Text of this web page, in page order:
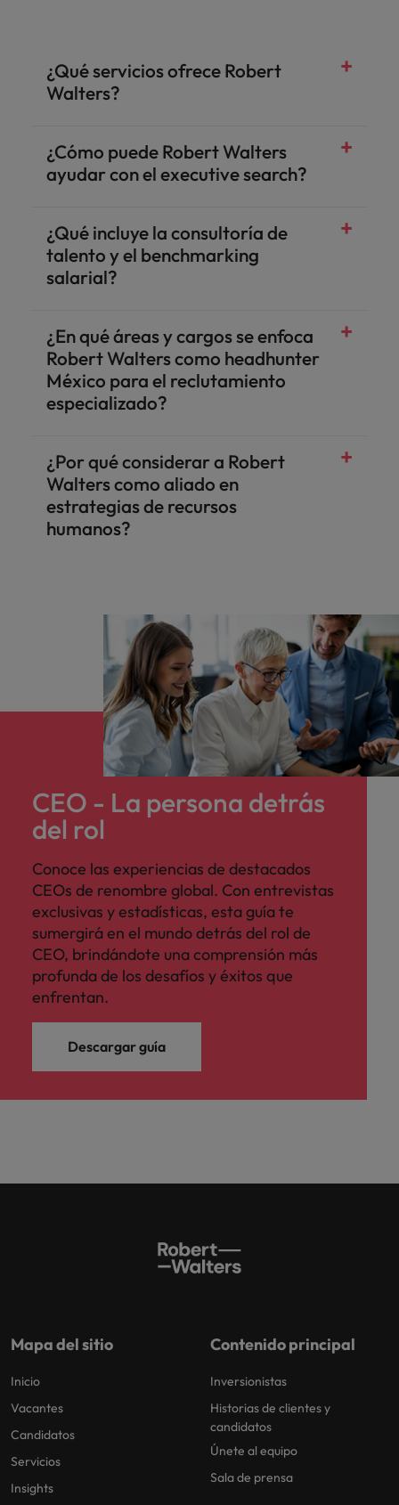
¿Qué servicios ofrece Robert
Walters?
¿Cómo puede Robert Walters
ayudar con el executive search?
¿Qué incluye la consultoría de
talento y el benchmarking
salarial?
¿En qué áreas y cargos se enfoca
Robert Walters como headhunter
México para el reclutamiento
especializado?
¿Por qué considerar a Robert
Walters como aliado en
estrategias de recursos
humanos?
CEO - La persona detrás
del rol
Conoce las experiencias de destacados
CEOs de renombre global. Con entrevistas
exclusivas y estadísticas, esta guía te
sumergirá en el mundo detrás del rol de
CEO, brindándote una comprensión más
profunda de los desafíos y éxitos que
enfrentan.
Descargar guía
Mapa del sitio
Inicio
Vacantes
Candidatos
Servicios
Insights
Contenido principal
Inversionistas
Historias de clientes y
candidatos
Únete al equipo
Sala de prensa